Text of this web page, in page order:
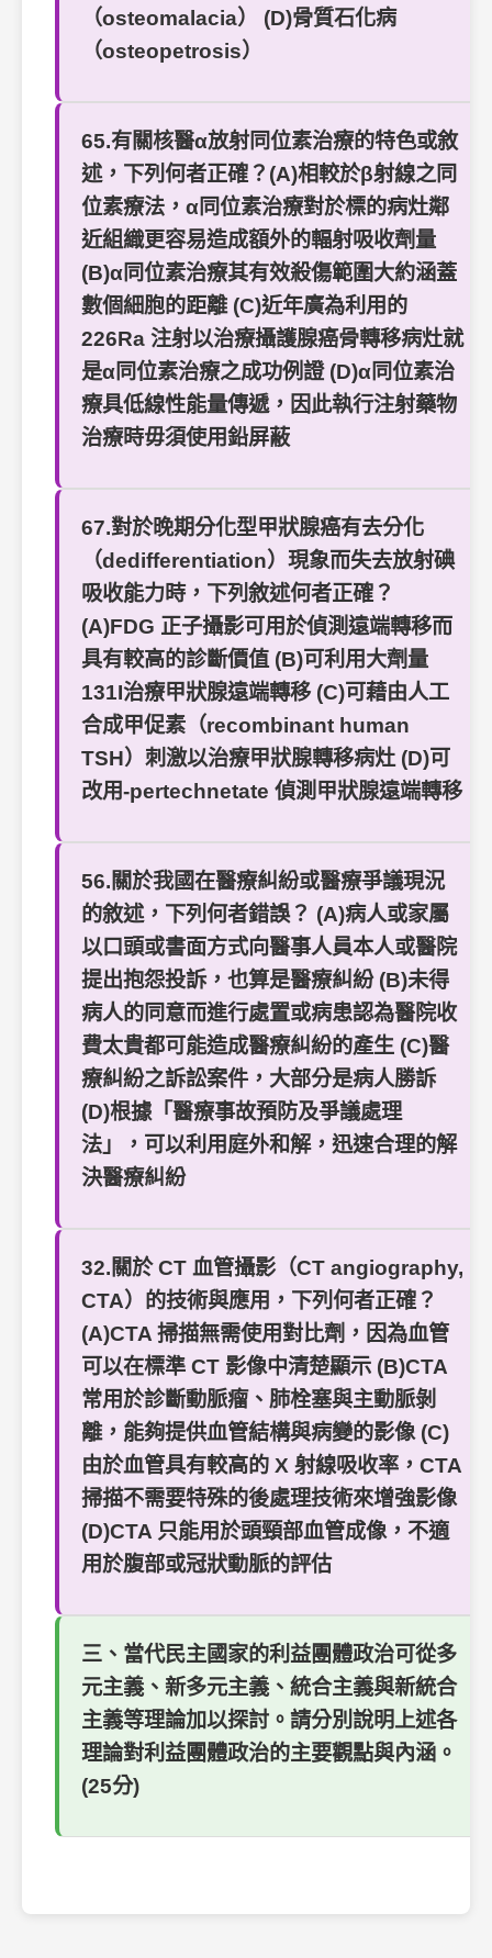
（osteomalacia） (D)骨質石化病
（osteopetrosis）
65.有關核醫α放射同位素治療的特色或敘
述，下列何者正確？(A)相較於β射線之同
位素療法，α同位素治療對於標的病灶鄰
近組織更容易造成額外的輻射吸收劑量
(B)α同位素治療其有效殺傷範圍大約涵蓋
數個細胞的距離 (C)近年廣為利用的
226Ra 注射以治療攝護腺癌骨轉移病灶就
是α同位素治療之成功例證 (D)α同位素治
療具低線性能量傳遞，因此執行注射藥物
治療時毋須使用鉛屏蔽
67.對於晚期分化型甲狀腺癌有去分化
（dedifferentiation）現象而失去放射碘
吸收能力時，下列敘述何者正確？
(A)FDG 正子攝影可用於偵測遠端轉移而
具有較高的診斷價值 (B)可利用大劑量
131I治療甲狀腺遠端轉移 (C)可藉由人工
合成甲促素（recombinant human
TSH）刺激以治療甲狀腺轉移病灶 (D)可
改用-pertechnetate 偵測甲狀腺遠端轉移
56.關於我國在醫療糾紛或醫療爭議現況
的敘述，下列何者錯誤？ (A)病人或家屬
以口頭或書面方式向醫事人員本人或醫院
提出抱怨投訴，也算是醫療糾紛 (B)未得
病人的同意而進行處置或病患認為醫院收
費太貴都可能造成醫療糾紛的產生 (C)醫
療糾紛之訴訟案件，大部分是病人勝訴
(D)根據「醫療事故預防及爭議處理
法」，可以利用庭外和解，迅速合理的解
決醫療糾紛
32.關於 CT 血管攝影（CT angiography,
CTA）的技術與應用，下列何者正確？
(A)CTA 掃描無需使用對比劑，因為血管
可以在標準 CT 影像中清楚顯示 (B)CTA
常用於診斷動脈瘤、肺栓塞與主動脈剝
離，能夠提供血管結構與病變的影像 (C)
由於血管具有較高的 X 射線吸收率，CTA
掃描不需要特殊的後處理技術來增強影像
(D)CTA 只能用於頭頸部血管成像，不適
用於腹部或冠狀動脈的評估
三、當代民主國家的利益團體政治可從多
元主義、新多元主義、統合主義與新統合
主義等理論加以探討。請分別說明上述各
理論對利益團體政治的主要觀點與內涵。
(25分)